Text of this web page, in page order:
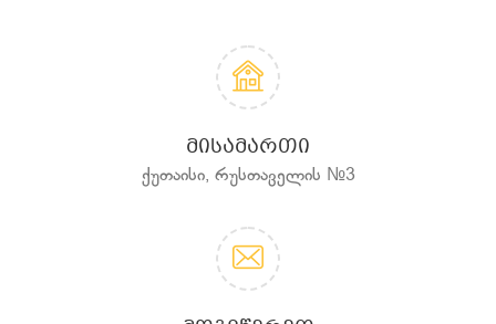
ᲛᲘᲡᲐᲛᲐᲠᲗᲘ
ქუთაისი, რუსთაველის №3